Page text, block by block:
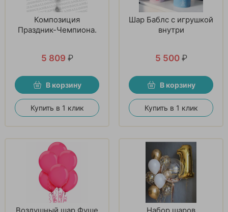
Композиция
Праздник-Чемпиона.
5 809 ₽
В корзину
Купить в 1 клик
Шар Баблс с игрушкой
внутри
5 500 ₽
В корзину
Купить в 1 клик